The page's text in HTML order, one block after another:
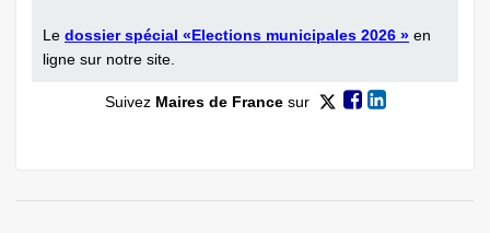
Le dossier spécial «Elections municipales 2026 » en
ligne sur notre site.
Suivez Maires de Francesur